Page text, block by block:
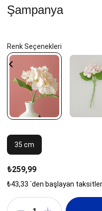
Şampanya
35 cm
₺259,99
₺43,33 `den başlayan